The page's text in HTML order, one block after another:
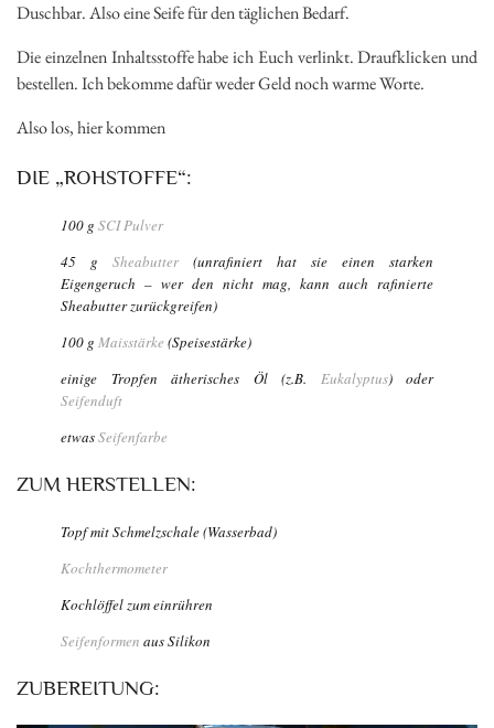
Duschbar. Also eine Seife für den täglichen Bedarf.
Die einzelnen Inhaltsstoffe habe ich Euch verlinkt. Draufklicken und
bestellen. Ich bekomme dafür weder Geld noch warme Worte.
Also los, hier kommen
DIE „ROHSTOFFE“:
100 g SCI Pulver
45 g Sheabutter (unrafiniert hat sie einen starken
Eigengeruch – wer den nicht mag, kann auch rafinierte
Sheabutter zurückgreifen)
100 g Maisstärke (Speisestärke)
einige Tropfen ätherisches Öl (z.B. Eukalyptus) oder
Seifenduft
etwasSeifenfarbe
ZUM HERSTELLEN:
Topf mit Schmelzschale (Wasserbad)
Kochthermometer
Kochlöffel zum einrühren
Seifenformen aus Silikon
ZUBEREITUNG: